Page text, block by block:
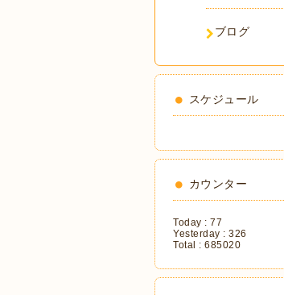
ブログ
スケジュール
カウンター
Today : 77
Yesterday : 326
Total : 685020